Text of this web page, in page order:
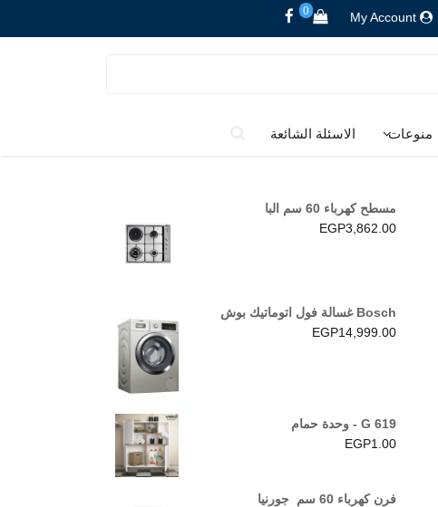
My Account
0
منوعات الاسئلة الشائعة
مسطح كهرباء 60 سم البا
EGP3,862.00
Bosch غسالة فول اتوماتيك بوش
EGP14,999.00
G 619 - وحدة حمام
EGP1.00
فرن كھرباء 60 سم جورنيا